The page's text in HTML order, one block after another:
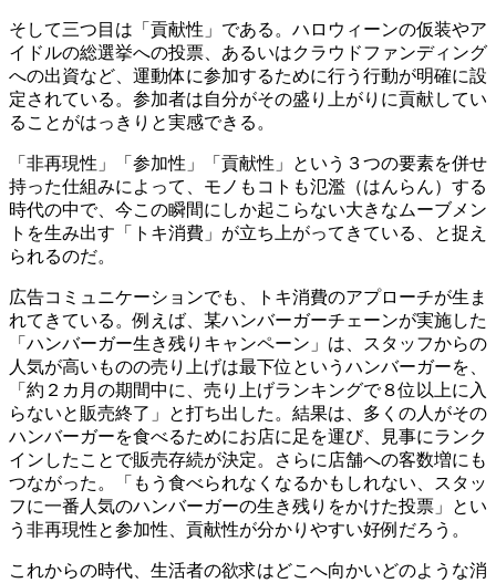
そして三つ目は「貢献性」である。ハロウィーンの仮装やア
イドルの総選挙への投票、あるいはクラウドファンディング
への出資など、運動体に参加するために行う行動が明確に設
定されている。参加者は自分がその盛り上がりに貢献してい
ることがはっきりと実感できる。
「非再現性」「参加性」「貢献性」という３つの要素を併せ
持った仕組みによって、モノもコトも氾濫（はんらん）する
時代の中で、今この瞬間にしか起こらない大きなムーブメン
トを生み出す「トキ消費」が立ち上がってきている、と捉え
られるのだ。
広告コミュニケーションでも、トキ消費のアプローチが生ま
れてきている。例えば、某ハンバーガーチェーンが実施した
「ハンバーガー生き残りキャンペーン」は、スタッフからの
人気が高いものの売り上げは最下位というハンバーガーを、
「約２カ月の期間中に、売り上げランキングで８位以上に入
らないと販売終了」と打ち出した。結果は、多くの人がその
ハンバーガーを食べるためにお店に足を運び、見事にランク
インしたことで販売存続が決定。さらに店舗への客数増にも
つながった。「もう食べられなくなるかもしれない、スタッ
フに一番人気のハンバーガーの生き残りをかけた投票」とい
う非再現性と参加性、貢献性が分かりやすい好例だろう。
これからの時代、生活者の欲求はどこへ向かいどのような消